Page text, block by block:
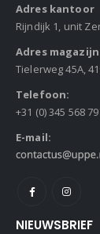
Adres kantoor
Rijndijk 1, unit
Adres magazijn
Tielerweg 45A,
Telefoon:
+31 (0) 345 568
E-mail:
NIEUWSBRIEF